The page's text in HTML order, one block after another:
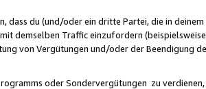
du (und/oder ein dritte Partei, die in deinem
demselben Traffic einzufordern
von Vergütungen und/oder der Beendigung
oder Sondervergütungen zu verdienen,